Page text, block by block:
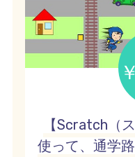
【Scratch（
使って、通学